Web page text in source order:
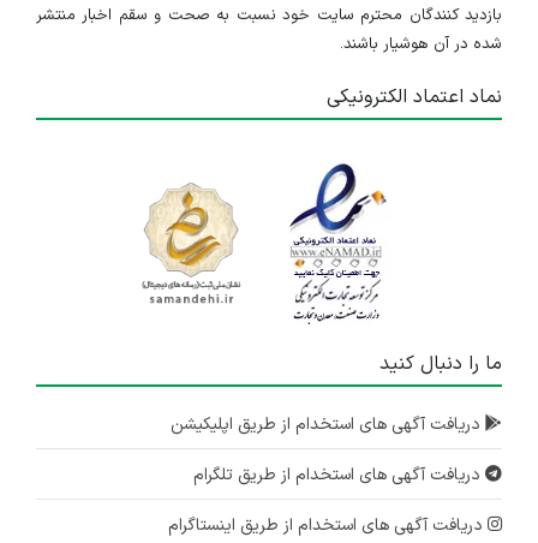
البرز
بازدید کنندگان محترم سایت خود نسبت به صحت و سقم اخبار منتشر
شده در آن هوشیار باشند.
نماد اعتماد الکترونیکی
ما را دنبال کنید
دریافت آگهی های استخدام از طریق اپلیکیشن
دریافت آگهی های استخدام از طریق تلگرام
دریافت آگهی های استخدام از طریق اینستاگرام